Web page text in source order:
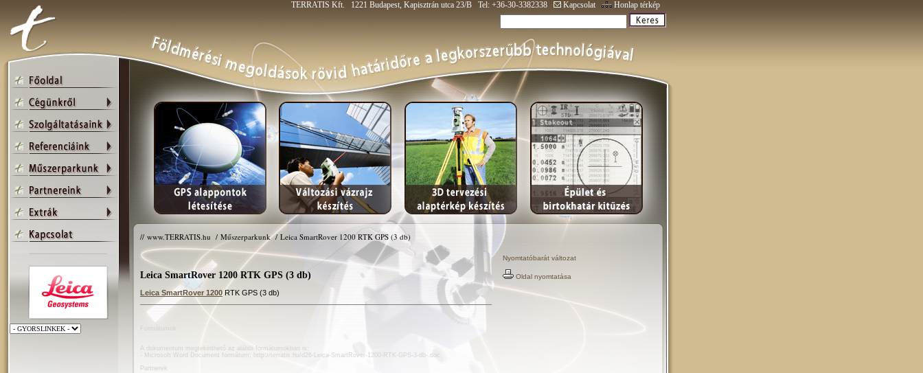
TERRATIS Kft. 1221 Budapest, Kapisztrán utca 23/B Tel: +36-30-3382338 Kapcsolat Honlap térkép
// www.TERRATIS.hu / Műszerparkunk/ Leica SmartRover 1200 RTK GPS (3 db)
Leica SmartRover 1200 RTK GPS (3 db)
Leica SmartRover 1200RTK GPS (3 db)
A dokumentum megtekinthető az alábbi formátumokban is:
- Microsoft Word Document formátum:
http://terratis.hu/d26-Leica-SmartRover-1200-RTK-GPS-3-db-.doc
Partnerek
Nyomtatóbarát változat
Oldal nyomtatása